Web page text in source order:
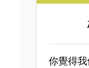
你覺得